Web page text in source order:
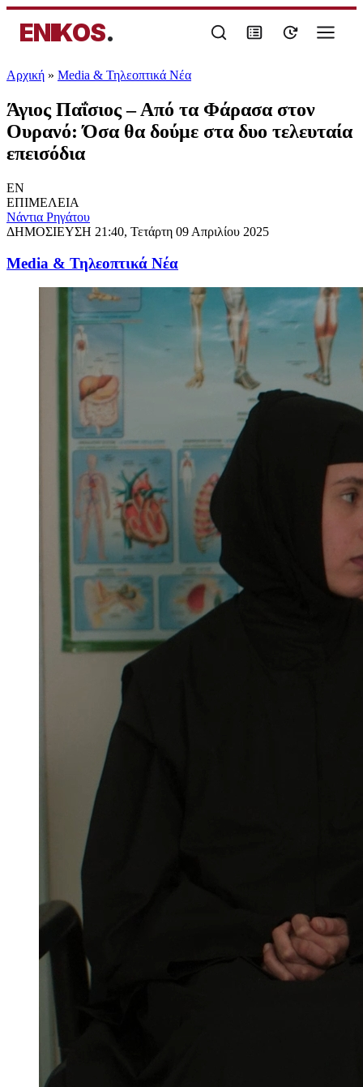
ENIKOS.
Αρχική » Media & Τηλεοπτικά Νέα
Άγιος Παΐσιος – Από τα Φάρασα στον
Ουρανό: Όσα θα δούμε στα δυο τελευταία
επεισόδια
EN
ΕΠΙΜΕΛΕΙΑ
Νάντια Ρηγάτου
ΔΗΜΟΣΙΕΥΣΗ 21:40, Τετάρτη 09 Απριλίου 2025
Media & Τηλεοπτικά Νέα